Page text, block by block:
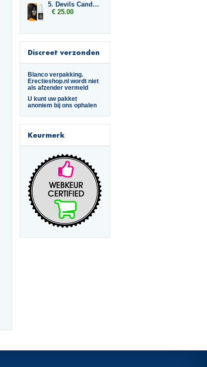
5. Devils Candy Erecta Cream
€ 25.00
Discreet verzonden
Blanco verpakking.
Erectieshop.nl wordt niet
als afzender vermeld
U kunt uw pakket
anoniem bij ons ophalen
Keurmerk